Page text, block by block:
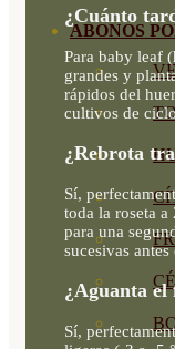
ABONOS
¿Cuánto
Para baby leaf
grandes y
rápidos del
cultivos de
¿Rebrota
Sí,
toda la roseta
para una
sucesivas
¿Aguanta el
Sí,